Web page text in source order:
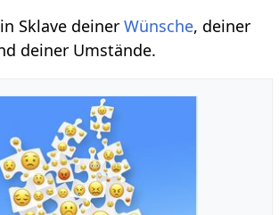
Sklave deinerWünsche, deiner
deiner Umstände.